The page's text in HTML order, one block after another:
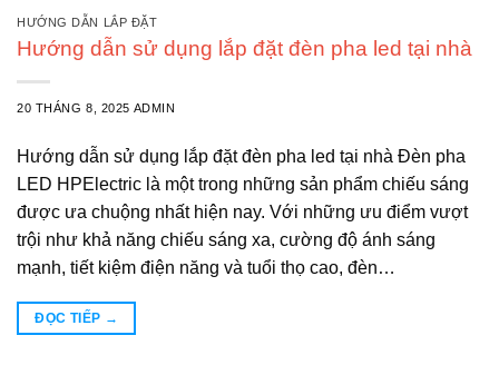
HƯỚNG DẪN LẮP ĐẶT
Hướng dẫn sử dụng lắp đặt đèn pha led tại nhà
20 THÁNG 8, 2025 ADMIN
Hướng dẫn sử dụng lắp đặt đèn pha led tại nhà Đèn pha
LED HPElectric là một trong những sản phẩm chiếu sáng
được ưa chuộng nhất hiện nay. Với những ưu điểm vượt
trội như khả năng chiếu sáng xa, cường độ ánh sáng
mạnh, tiết kiệm điện năng và tuổi thọ cao, đèn…
ĐỌC TIẾP →